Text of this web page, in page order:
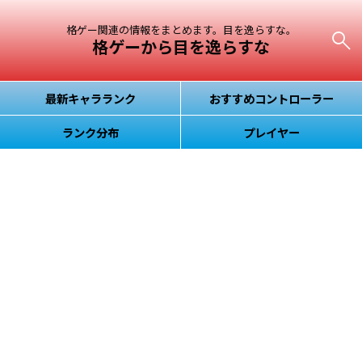
格ゲー関連の情報をまとめます。目を逸らすな。
格ゲーから目を逸らすな
最新キャラランク
おすすめコントローラー
ランク分布
プレイヤー